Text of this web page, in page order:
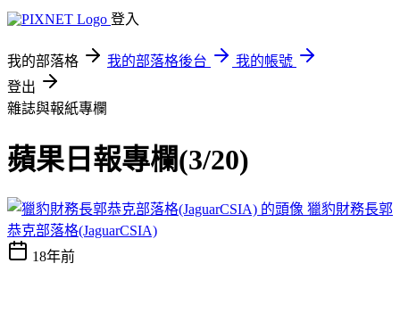
登入
我的部落格 我的部落格後台
我的帳號
登出
雜誌與報紙專欄
蘋果日報專欄(3/20)
獵豹財務長郭
恭克部落格(JaguarCSIA)
18年前